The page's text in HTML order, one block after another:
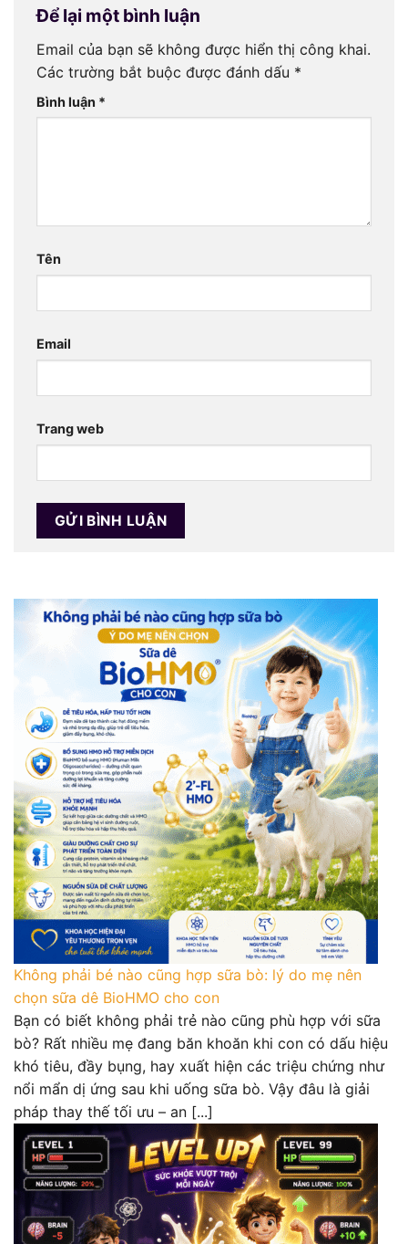
Để lại một bình luận
Email của bạn sẽ không được hiển thị công khai.
Các trường bắt buộc được đánh dấu *
Bình luận *
Tên
Email
Trang web
Không phải bé nào cũng hợp sữa bò: lý do mẹ nên
chọn sữa dê BioHMO cho con
Bạn có biết không phải trẻ nào cũng phù hợp với sữa
bò? Rất nhiều mẹ đang băn khoăn khi con có dấu hiệu
khó tiêu, đầy bụng, hay xuất hiện các triệu chứng như
nổi mẩn dị ứng sau khi uống sữa bò. Vậy đâu là giải
pháp thay thế tối ưu – an [...]